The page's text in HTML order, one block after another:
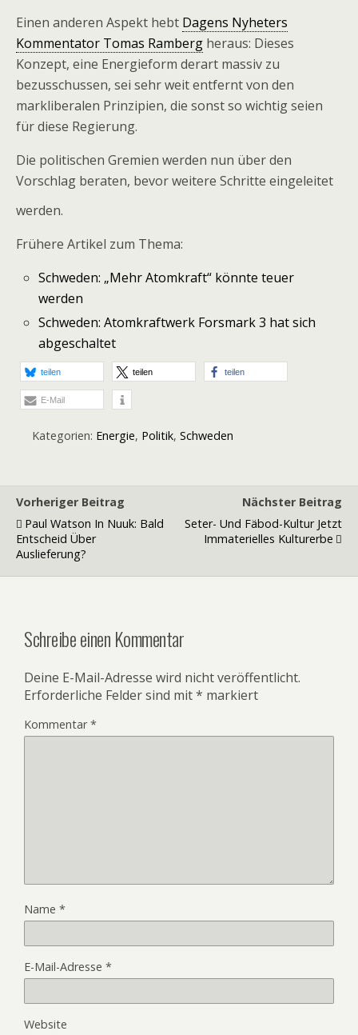
Einen anderen Aspekt hebt Dagens Nyheters
Kommentator Tomas Ramberg heraus: Dieses
Konzept, eine Energieform derart massiv zu
bezusschussen, sei sehr weit entfernt von den
markliberalen Prinzipien, die sonst so wichtig seien
für diese Regierung.
Die politischen Gremien werden nun über den
Vorschlag beraten, bevor weitere Schritte eingeleitet
werden.
Frühere Artikel zum Thema:
Schweden: „Mehr Atomkraft“ könnte teuer
werden
Schweden: Atomkraftwerk Forsmark 3 hat sich
abgeschaltet
teilen teilen teilen
E-Mail
Kategorien: Energie, Politik, Schweden
Vorheriger Beitrag
Paul Watson In Nuuk: Bald
Entscheid Über
Auslieferung?
Nächster Beitrag
Seter- Und Fäbod-Kultur Jetzt
Immaterielles Kulturerbe
Schreibe einen Kommentar
Deine E-Mail-Adresse wird nicht veröffentlicht.
Erforderliche Felder sind mit* markiert
Kommentar*
Name *
E-Mail-Adresse *
Website